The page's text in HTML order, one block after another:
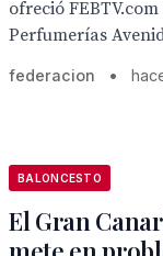
ofreció
Perfumerías
federacion •
BALONCESTO
El Gran